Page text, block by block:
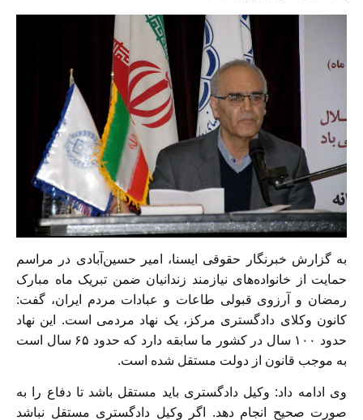
به گزارش خبرنگار حقوقی ایسنا، امیر حسین‌آبادی در مراسم
حمایت از خانواده‌های نیازمند زندانیان ضمن تبریک ماه مبارک
رمضان و آرزوی قبولی طاعات و عبادات مردم ایران، گفت:
کانون وکلای دادگستری مرکز، یک نهاد مردمی است. این نهاد
حدود ۱۰۰ سال در کشور ما سابقه دارد که حدود ۶۵ سال است
به موجب قانون از دولت مستقل شده است.
وی ادامه داد: وکیل دادگستری باید مستقل باشد تا دفاع را به
صورت صحیح انجام دهد. اگر وکیل دادگستری مستقل نباشد